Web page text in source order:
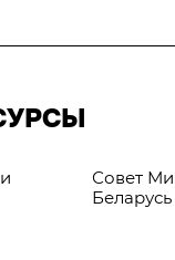
Совет
Беларусь